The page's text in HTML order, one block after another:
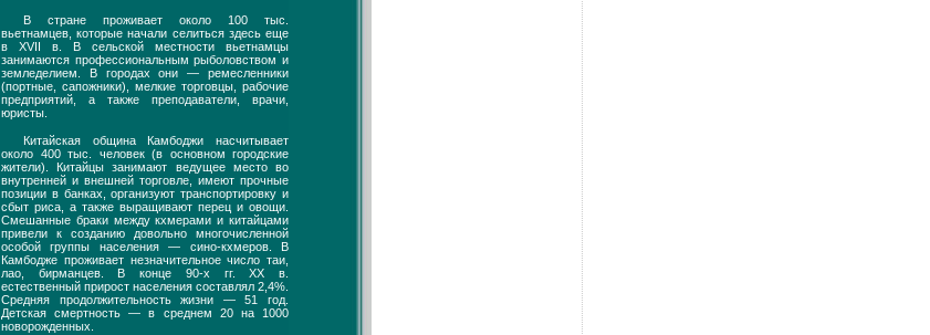
В стране проживает около 100 тыс.
вьетнамцев, которые начали селиться здесь еще
в XVII в. В сельской местности вьетнамцы
занимаются профессиональным рыболовством и
земледелием. В городах они — ремесленники
(портные, сапожники), мелкие торговцы, рабочие
предприятий, а также преподаватели, врачи,
юристы.
Китайская община Камбоджи насчитывает
около 400 тыс. человек (в основном городские
жители). Китайцы занимают ведущее место во
внутренней и внешней торговле, имеют прочные
позиции в банках, организуют транспортировку и
сбыт риса, а также выращивают перец и овощи.
Смешанные браки между кхмерами и китайцами
привели к созданию довольно многочисленной
особой группы населения — сино-кхмеров. В
Камбодже проживает незначительное число таи,
лао, бирманцев. В конце 90-х гг. XX в.
естественный прирост населения составлял 2,4%.
Средняя продолжительность жизни — 51 год.
Детская смертность — в среднем 20 на 1000
новорожденных.